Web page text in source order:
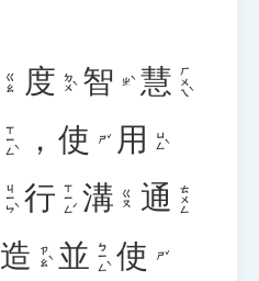
ㄍㄠ 度 ㄉㄨˋ 智 ㄓˋ 慧 ㄏㄨㄟˋ
ㄒㄧㄥˋ ， 使 ㄕˇ 用 ㄩㄥˋ
ㄐㄧㄣˋ 行 ㄒㄧㄥˊ 溝 ㄍㄡ 通 ㄊㄨㄥ
造 ㄗㄠˋ 並 ㄅㄧㄥˋ 使 ㄕˇ